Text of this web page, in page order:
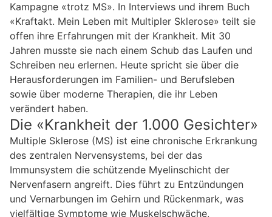
Kampagne «trotz MS». In Interviews und ihrem Buch
«Kraftakt. Mein Leben mit Multipler Sklerose» teilt sie
offen ihre Erfahrungen mit der Krankheit. Mit 30
Jahren musste sie nach einem Schub das Laufen und
Schreiben neu erlernen. Heute spricht sie über die
Herausforderungen im Familien- und Berufsleben
sowie über moderne Therapien, die ihr Leben
verändert haben.
Die «Krankheit der 1.000 Gesichter»
Multiple Sklerose (MS) ist eine chronische Erkrankung
des zentralen Nervensystems, bei der das
Immunsystem die schützende Myelinschicht der
Nervenfasern angreift. Dies führt zu Entzündungen
und Vernarbungen im Gehirn und Rückenmark, was
vielfältige Symptome wie Muskelschwäche,